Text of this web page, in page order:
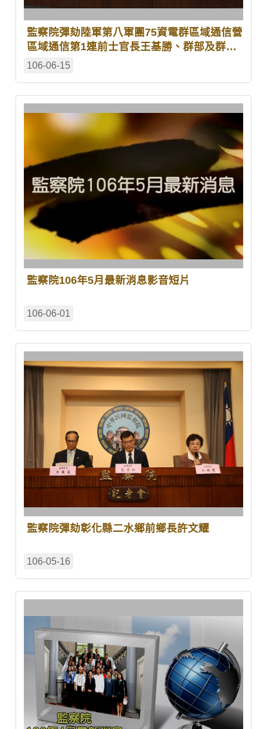
監察院彈劾陸軍第八軍團75資電群區域通信營
區域通信第1連前士官長王基勝、群部及群部
連通信部隊前指揮官曾紀群、區域通信營營部
106-06-15
監察院106年5月最新消息影音短片
106-06-01
監察院彈劾彰化縣二水鄉前鄉長許文耀
106-05-16